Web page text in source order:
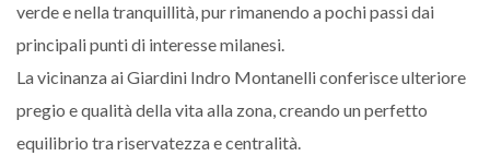
verde e nella tranquillità, pur rimanendo a pochi passi dai
principali punti di interesse milanesi.
La vicinanza aiGiardini Indro Montanelliconferisce ulteriore
pregio e qualità della vita alla zona, creando un perfetto
equilibrio tra riservatezza e centralità.